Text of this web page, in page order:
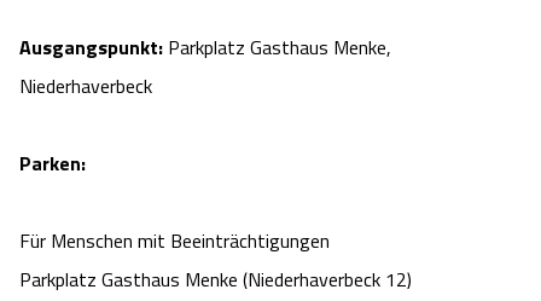
Ausgangspunkt: Parkplatz Gasthaus Menke,
Niederhaverbeck
Parken:
Für Menschen mit Beeinträchtigungen
Parkplatz Gasthaus Menke (Niederhaverbeck 12)